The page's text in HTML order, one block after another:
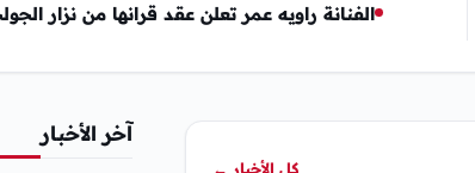
الفنانة راويه عمر تعلن عقد قرانها من نزار
كل الأخبار ←
آخر الأخبار